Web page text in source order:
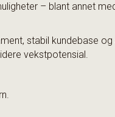
– blant annet
stabil kundebase
vekstpotensial.